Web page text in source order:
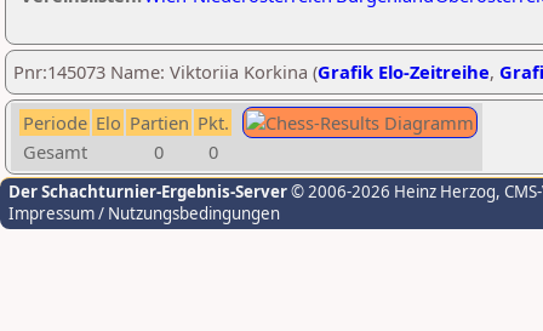
Pnr:145073 Name: Viktoriia Korkina (Grafik Elo-Zeitreihe,
Periode Elo Partien Pkt.
Gesamt
0 0
Der Schachturnier-Ergebnis-Server© 2006-2026 Heinz Herzog,
Impressum / Nutzungsbedingungen